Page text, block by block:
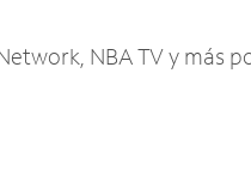
NBA TV y más